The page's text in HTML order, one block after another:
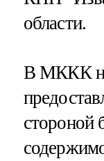
области.
В МККК
стороной